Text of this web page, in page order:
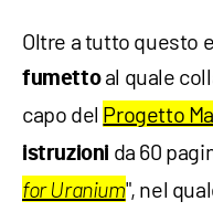
Oltre a tutto questo
fumetto al quale
capo del Progetto
istruzioni da 60
for Uranium", nel